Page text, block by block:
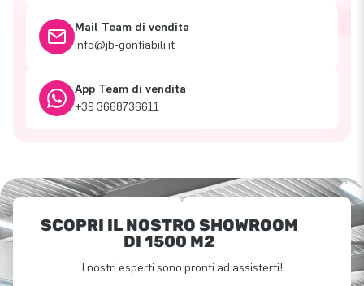
Mail Team di vendita
info@jb-gonfiabili.it
App Team di vendita
+39 3668736611
SCOPRI IL NOSTRO SHOWROOM
DI 1500 M2
I nostri esperti sono pronti ad assisterti!